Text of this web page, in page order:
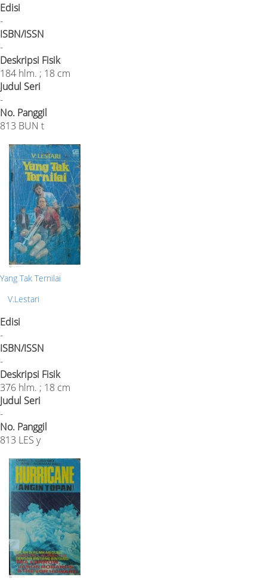
Edisi
-
ISBN/ISSN
-
Deskripsi Fisik
184 hlm. ; 18 cm
Judul Seri
-
No. Panggil
813 BUN t
Yang Tak Ternilai
V.Lestari
Edisi
-
ISBN/ISSN
-
Deskripsi Fisik
376 hlm. ; 18 cm
Judul Seri
-
No. Panggil
813 LES y